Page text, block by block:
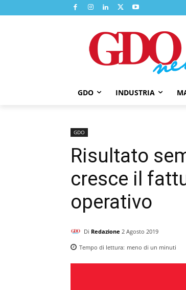
GDO INDUSTRIA
GDO
Risultato
cresce il
operativo
Di Redazione 2 Agosto 2019
Tempo di lettura: meno di un minuti